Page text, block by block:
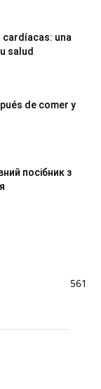
cardíacas: una
salud
de comer y
посібник з
561